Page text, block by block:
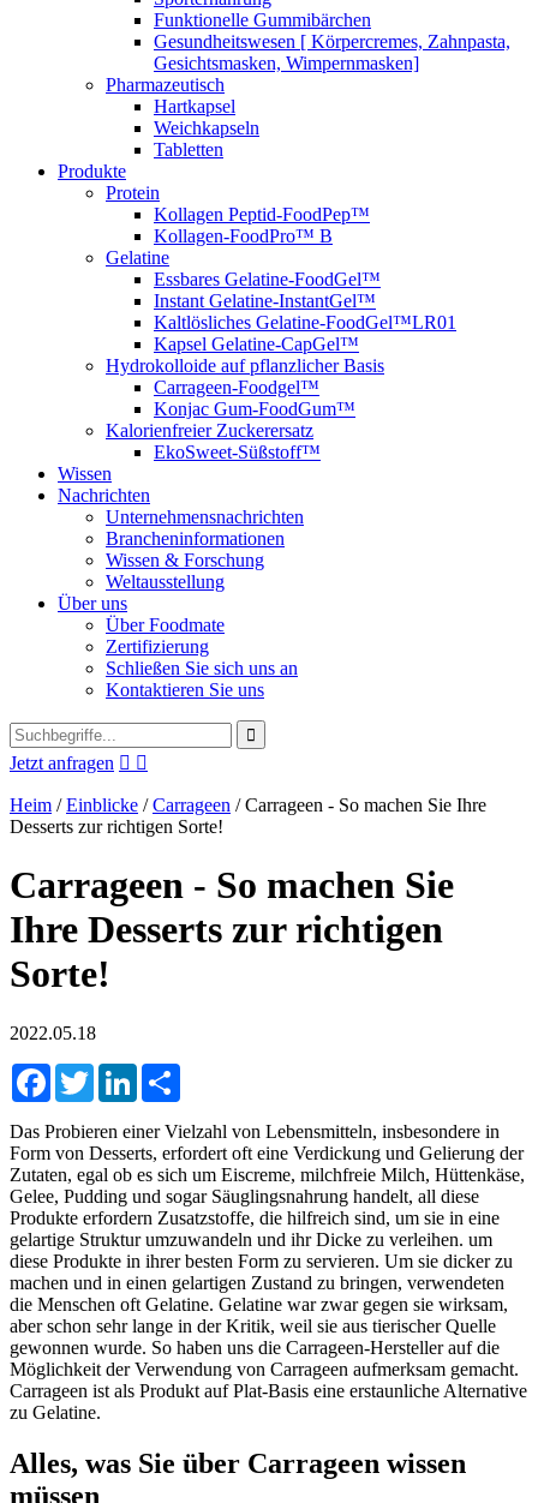
Funktionelle Gummibärchen
Gesundheitswesen [ Körpercremes, Zahnpasta,
Gesichtsmasken, Wimpernmasken]
Pharmazeutisch
Hartkapsel
Weichkapseln
Tabletten
Produkte
Protein
Kollagen Peptid-FoodPep™
Kollagen-FoodPro™ B
Gelatine
Essbares Gelatine-FoodGel™
Instant Gelatine-InstantGel™
Kaltlösliches Gelatine-FoodGel™LR01
Kapsel Gelatine-CapGel™
Hydrokolloide auf pflanzlicher Basis
Carrageen-Foodgel™
Konjac Gum-FoodGum™
Kalorienfreier Zuckerersatz
EkoSweet-Süßstoff™
Wissen
Nachrichten
Unternehmensnachrichten
Brancheninformationen
Wissen & Forschung
Weltausstellung
Über uns
Über Foodmate
Zertifizierung
Schließen Sie sich uns an
Kontaktieren Sie uns
Jetzt anfragen  
Heim /Einblicke /Carrageen /Carrageen - So machen Sie Ihre
Desserts zur richtigen Sorte!
Carrageen - So machen Sie
Ihre Desserts zur richtigen
Sorte!
2022.05.18
FacebookTwitterLinkedIn
Das Probieren einer Vielzahl von Lebensmitteln, insbesondere in
Form von Desserts, erfordert oft eine Verdickung und Gelierung der
Zutaten, egal ob es sich um Eiscreme, milchfreie Milch, Hüttenkäse,
Gelee, Pudding und sogar Säuglingsnahrung handelt, all diese
Produkte erfordern Zusatzstoffe, die hilfreich sind, um sie in eine
gelartige Struktur umzuwandeln und ihr Dicke zu verleihen. um
diese Produkte in ihrer besten Form zu servieren. Um sie dicker zu
machen und in einen gelartigen Zustand zu bringen, verwendeten
die Menschen oft Gelatine. Gelatine war zwar gegen sie wirksam,
aber schon sehr lange in der Kritik, weil sie aus tierischer Quelle
gewonnen wurde. So haben uns die Carrageen-Hersteller auf die
Möglichkeit der Verwendung von Carrageen aufmerksam gemacht.
Carrageen ist als Produkt auf Plat-Basis eine erstaunliche Alternative
zu Gelatine.
Alles, was Sie über Carrageen wissen
müssen